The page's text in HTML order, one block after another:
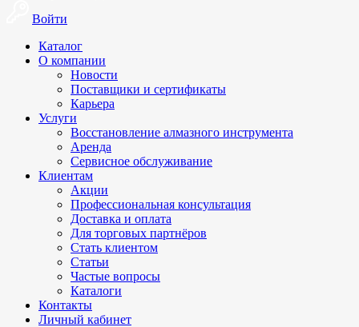
Войти
Каталог
О компании
Новости
Поставщики и сертификаты
Карьера
Услуги
Восстановление алмазного инструмента
Аренда
Сервисное обслуживание
Клиентам
Акции
Профессиональная консультация
Доставка и оплата
Для торговых партнёров
Стать клиентом
Статьи
Частые вопросы
Каталоги
Контакты
Личный кабинет